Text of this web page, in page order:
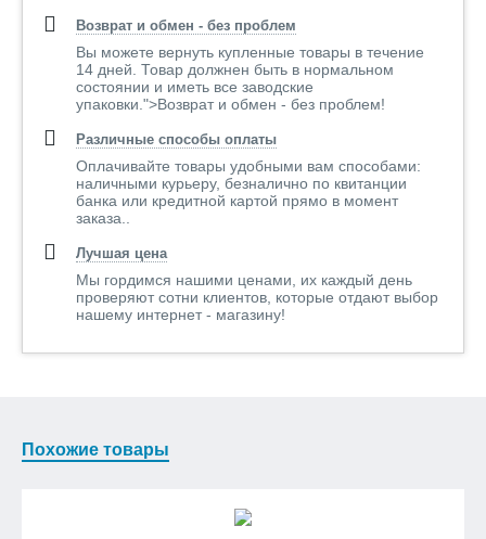
Возврат и обмен - без проблем
Вы можете вернуть купленные товары в течение
14 дней. Товар должнен быть в нормальном
состоянии и иметь все заводские
упаковки.">Возврат и обмен - без проблем!
Различные способы оплаты
Оплачивайте товары удобными вам способами:
наличными курьеру, безналично по квитанции
банка или кредитной картой прямо в момент
заказа..
Лучшая цена
Мы гордимся нашими ценами, их каждый день
проверяют сотни клиентов, которые отдают выбор
нашему интернет - магазину!
Похожие товары